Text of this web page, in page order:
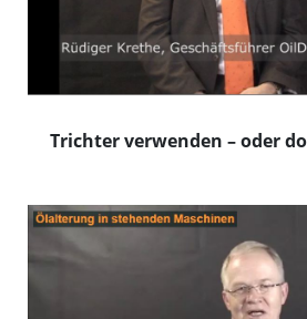
Trichter verwenden – oder